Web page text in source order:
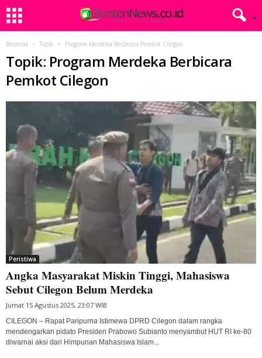
Beranda Topik Program Merdeka Berbicara Pemkot Cilegon
Topik: Program Merdeka Berbicara
Pemkot Cilegon
Peristiwa
Angka Masyarakat Miskin Tinggi, Mahasiswa
Sebut Cilegon Belum Merdeka
Jumat 15 Agustus 2025, 23:07 WIB
CILEGON – Rapat Paripurna Istimewa DPRD Cilegon dalam rangka
mendengarkan pidato Presiden Prabowo Subianto menyambut HUT RI ke-80
diwarnai aksi dari Himpunan Mahasiswa Islam...